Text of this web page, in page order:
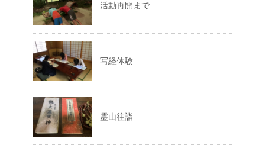
活動再開まで
写経体験
霊山往詣